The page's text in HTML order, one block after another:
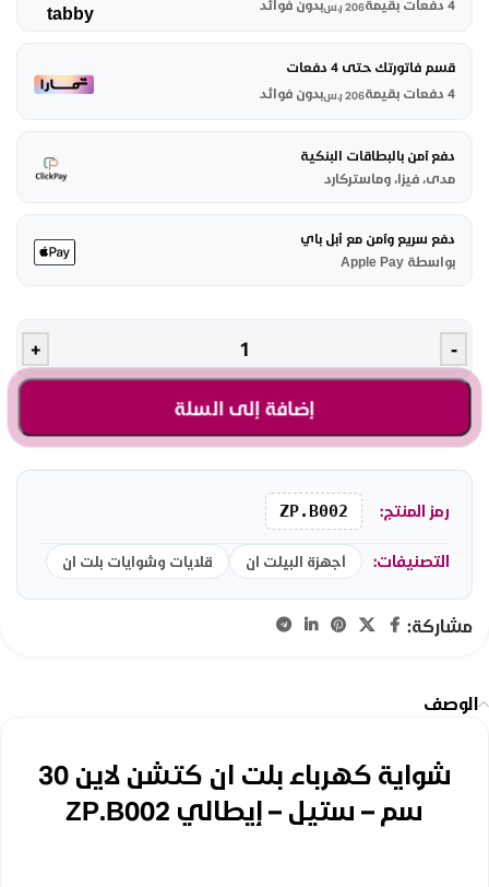
4 دفعات بقيمة
206 ر.سبدون فوائد
قسم فاتورتك حتى 4 دفعات
4 دفعات بقيمة
206 ر.سبدون فوائد
دفع آمن بالبطاقات البنكية
مدى، فيزا، وماستركارد
دفع سريع وآمن مع أبل باي
بواسطة Apple Pay
-
+
إضافة إلى السلة
رمز المنتج: ZP.B002
التصنيفات: أجهزة البيلت ان قلايات وشوايات بلت ان
مشاركة:
الوصف
شواية كهرباء بلت ان كتشن لاين 30
سم – ستيل – إيطالي ZP.B002